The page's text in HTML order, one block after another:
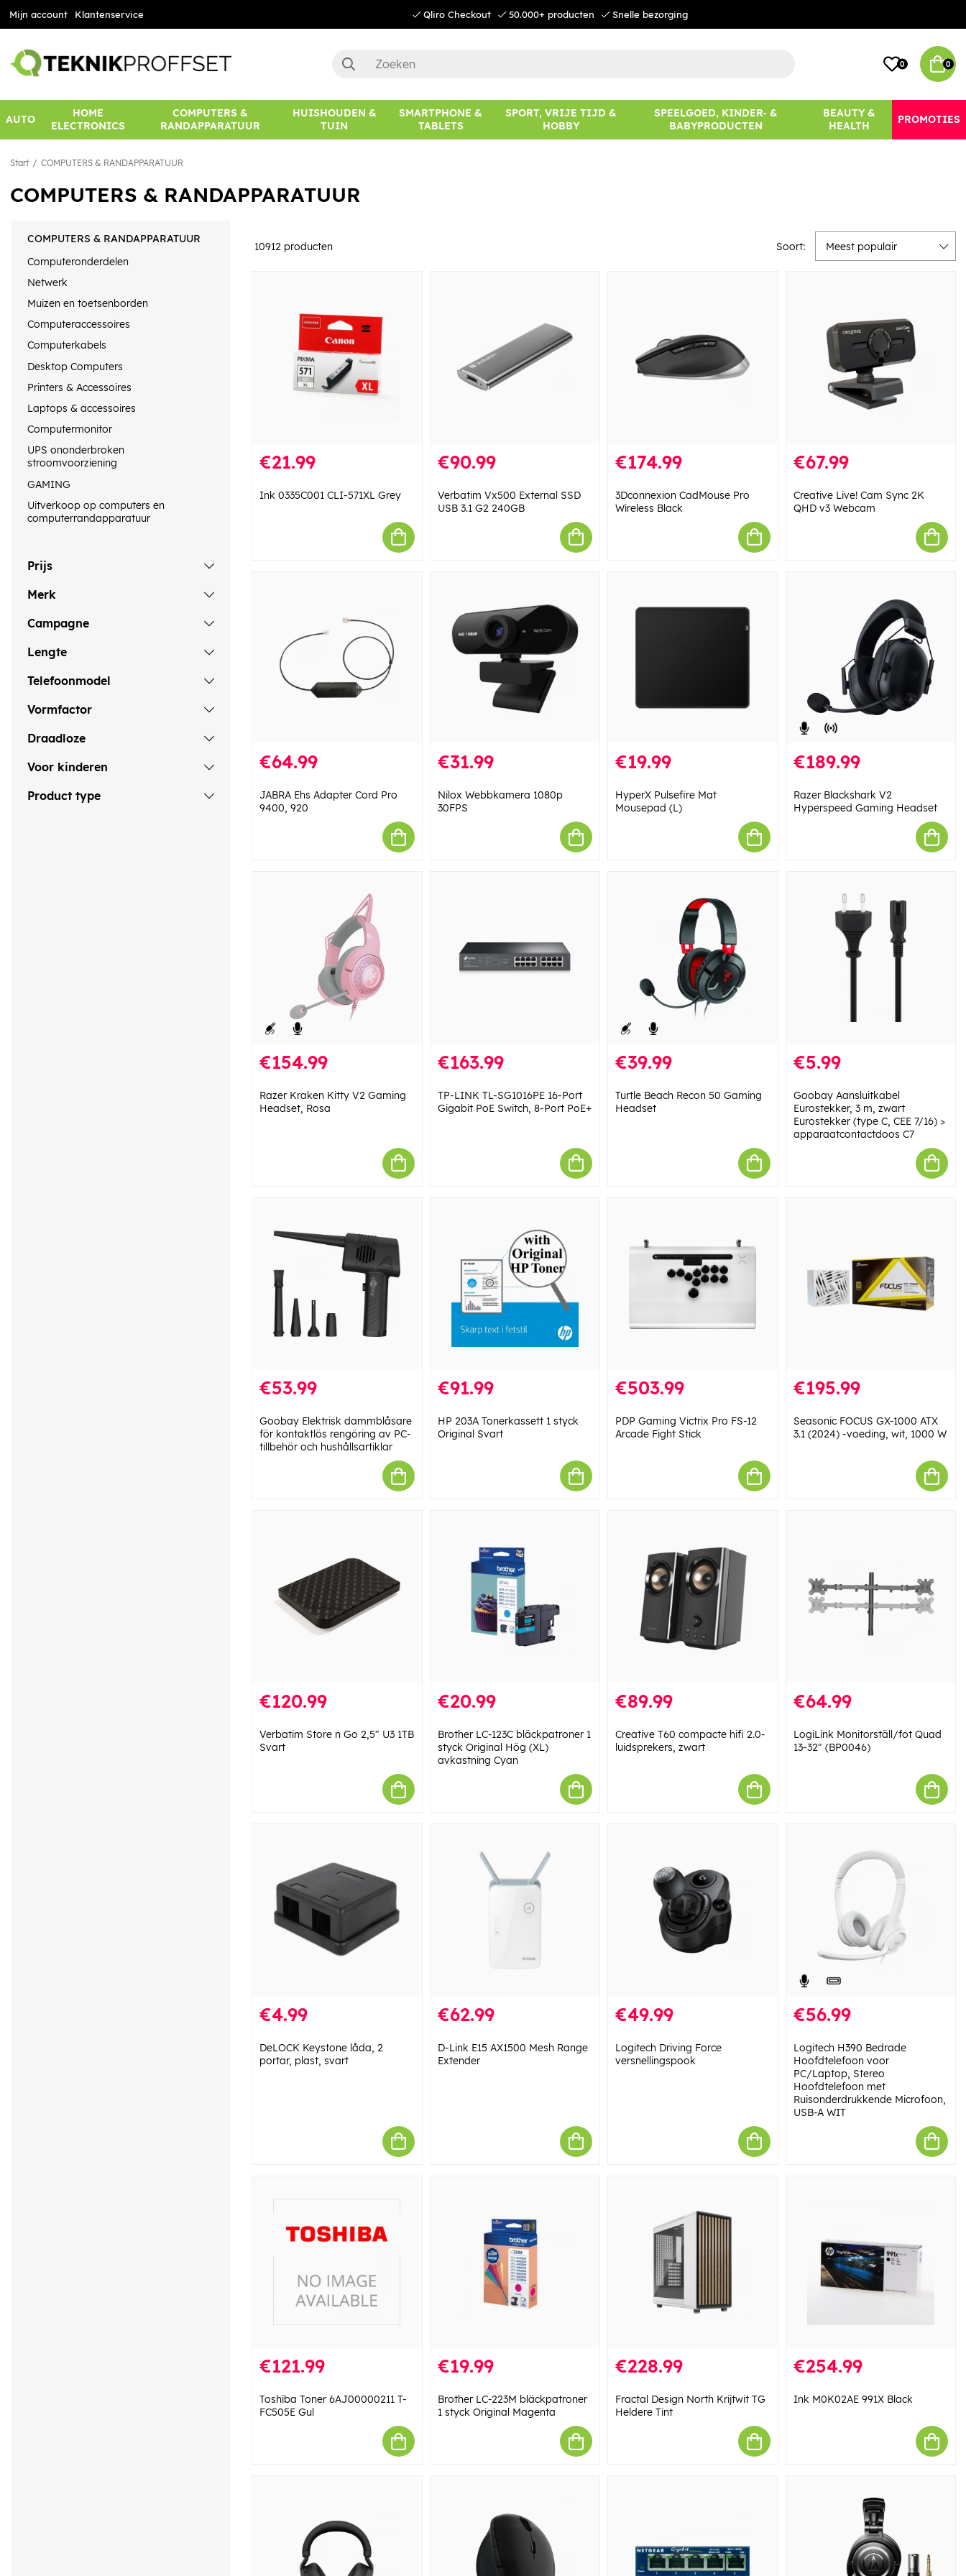
Mijn account Klantenservice Qliro Checkout 50.000+ producten Snelle bezorging
0 0
AUTO
HOME
ELECTRONICS
COMPUTERS &
RANDAPPARATUUR
HUISHOUDEN &
TUIN
SMARTPHONE &
TABLETS
SPORT, VRIJE TIJD &
HOBBY
SPEELGOED, KINDER- &
BABYPRODUCTEN
BEAUTY &
HEALTH
PROMOTIES
Start COMPUTERS & RANDAPPARATUUR
COMPUTERS & RANDAPPARATUUR
COMPUTERS & RANDAPPARATUUR
Computeronderdelen
Netwerk
Muizen en toetsenborden
Computeraccessoires
Computerkabels
Desktop Computers
Printers & Accessoires
Laptops & accessoires
Computermonitor
UPS ononderbroken
stroomvoorziening
GAMING
Uitverkoop op computers en
computerrandapparatuur
Prijs
Merk
Campagne
Lengte
Telefoonmodel
Vormfactor
Draadloze
Voor kinderen
Product type
10912 producten Soort: Meest populair
€21.99
Ink 0335C001 CLI-571XL Grey
€90.99
Verbatim Vx500 External SSD
USB 3.1 G2 240GB
€174.99
3Dconnexion CadMouse Pro
Wireless Black
€67.99
Creative Live! Cam Sync 2K
QHD v3 Webcam
€64.99
JABRA Ehs Adapter Cord Pro
9400, 920
€31.99
Nilox Webbkamera 1080p
30FPS
€19.99
HyperX Pulsefire Mat
Mousepad (L)
€189.99
Razer Blackshark V2
Hyperspeed Gaming Headset
€154.99
Razer Kraken Kitty V2 Gaming
Headset, Rosa
€163.99
TP-LINK TL-SG1016PE 16-Port
Gigabit PoE Switch, 8-Port PoE+
€39.99
Turtle Beach Recon 50 Gaming
Headset
€5.99
Goobay Aansluitkabel
Eurostekker, 3 m, zwart
Eurostekker (type C, CEE 7/16) >
apparaatcontactdoos C7
€53.99
Goobay Elektrisk dammblåsare
för kontaktlös rengöring av PC-
tillbehör och hushållsartiklar
€91.99
HP 203A Tonerkassett 1 styck
Original Svart
€503.99
PDP Gaming Victrix Pro FS-12
Arcade Fight Stick
€195.99
Seasonic FOCUS GX-1000 ATX
3.1 (2024) -voeding, wit, 1000 W
€120.99
Verbatim Store n Go 2,5" U3 1TB
Svart
€20.99
Brother LC-123C bläckpatroner 1
styck Original Hög (XL)
avkastning Cyan
€89.99
Creative T60 compacte hifi 2.0-
luidsprekers, zwart
€64.99
LogiLink Monitorställ/fot Quad
13-32" (BP0046)
€4.99
DeLOCK Keystone låda, 2
portar, plast, svart
€62.99
D-Link E15 AX1500 Mesh Range
Extender
€49.99
Logitech Driving Force
versnellingspook
€56.99
Logitech H390 Bedrade
Hoofdtelefoon voor
PC/Laptop, Stereo
Hoofdtelefoon met
Ruisonderdrukkende Microfoon,
USB-A WIT
€121.99
Toshiba Toner 6AJ00000211 T-
FC505E Gul
€19.99
Brother LC-223M bläckpatroner
1 styck Original Magenta
€228.99
Fractal Design North Krijtwit TG
Heldere Tint
€254.99
Ink M0K02AE 991X Black